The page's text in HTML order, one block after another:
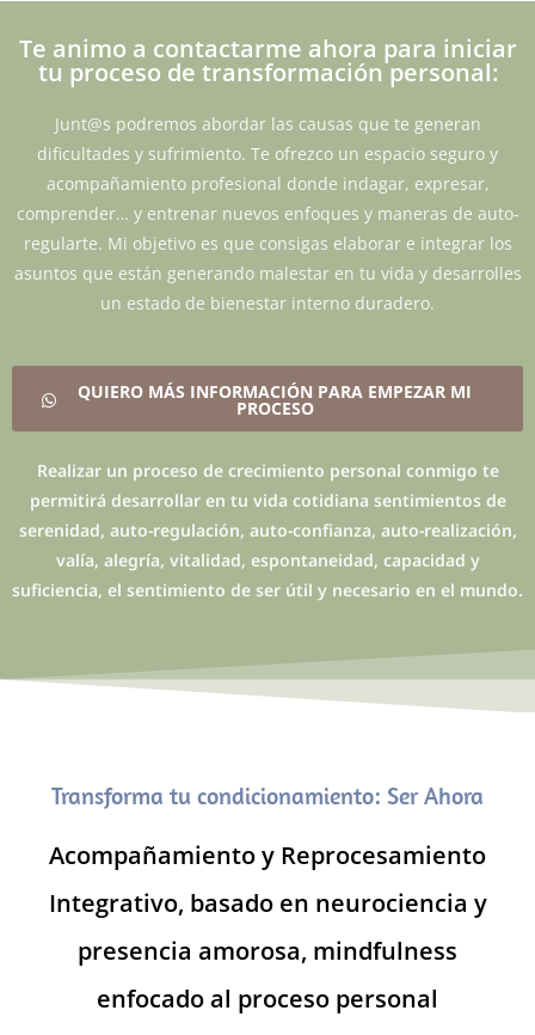
Te animo a contactarme ahora para iniciar
tu proceso de transformación personal:
Junt@s podremos abordar las causas que te generan
dificultades y sufrimiento. Te ofrezco un espacio seguro y
acompañamiento profesional donde indagar, expresar,
comprender… y entrenar nuevos enfoques y maneras de auto-
regularte. Mi objetivo es que consigas elaborar e integrar los
asuntos que están generando malestar en tu vida y desarrolles
un estado de bienestar interno duradero.
QUIERO MÁS INFORMACIÓN PARA EMPEZAR MI
PROCESO
Realizar un proceso de crecimiento personal conmigo te
permitirá desarrollar en tu vida cotidiana sentimientos de
serenidad, auto-regulación, auto-confianza, auto-realización,
valía, alegría, vitalidad, espontaneidad, capacidad y
suficiencia, el sentimiento de ser útil y necesario en el mundo.
Transforma tu condicionamiento: Ser Ahora
Acompañamiento y Reprocesamiento
Integrativo, basado en neurociencia y
presencia amorosa, mindfulness
enfocado al proceso personal